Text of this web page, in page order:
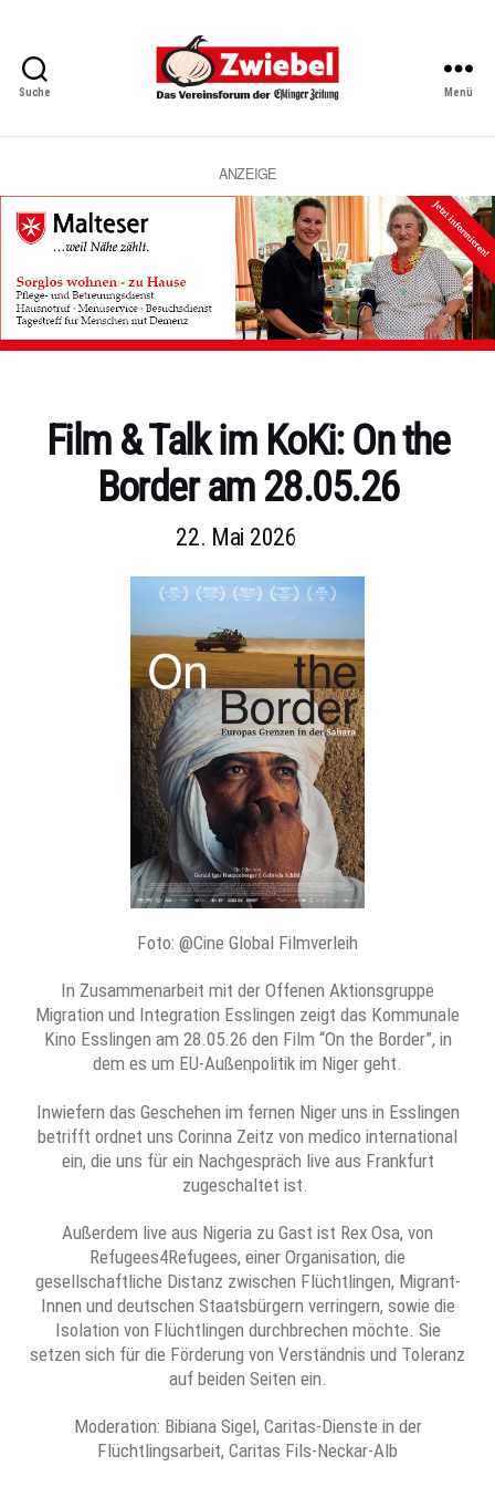
Suche
Vereinsforum
Eßlinger
Zeitung
Menü
ANZEIGE
Kategorien
Film & Talk im KoKi: On the
Border am 28.05.26
22. Mai 2026
Foto: @Cine Global Filmverleih
In Zusammenarbeit mit der Offenen Aktionsgruppe
Migration und Integration Esslingen zeigt das Kommunale
Kino Esslingen am 28.05.26 den Film “On the Border”, in
dem es um EU-Außenpolitik im Niger geht.
Inwiefern das Geschehen im fernen Niger uns in Esslingen
betrifft ordnet uns Corinna Zeitz von medico international
ein, die uns für ein Nachgespräch live aus Frankfurt
zugeschaltet ist.
Außerdem live aus Nigeria zu Gast ist Rex Osa, von
Refugees4Refugees, einer Organisation, die
gesellschaftliche Distanz zwischen Flüchtlingen, Migrant-
Innen und deutschen Staatsbürgern verringern, sowie die
Isolation von Flüchtlingen durchbrechen möchte. Sie
setzen sich für die Förderung von Verständnis und Toleranz
auf beiden Seiten ein.
Moderation: Bibiana Sigel, Caritas-Dienste in der
Flüchtlingsarbeit, Caritas Fils-Neckar-Alb